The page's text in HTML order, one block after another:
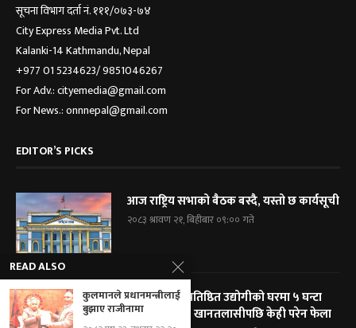
सूचना विभाग दर्ता नं. १११/०७३-७४
City Express Media Pvt. Ltd
Kalanki-14 Kathmandu, Nepal
+977 01 5234623/ 9851046267
For Adv.: cityemedia@gmail.com
For News.: onnnepal@gmail.com
EDITOR’S PICKS
आज राष्ट्रिय सभाको बैठक बस्दै, यस्तो छ कार्यसूची
२०८३ श्रावण २१, बिहीबार ०९:०० गते
विराटनगरका प्रतिष्ठित उद्योगीको घरमा ५ घन्टा
प्रहरी घेराबन्दी, खानतलासीपछि केही परेन फेला
READ ALSO
कुलमानले प्रधानमन्त्रीलाई
बुझाए राजीनामा